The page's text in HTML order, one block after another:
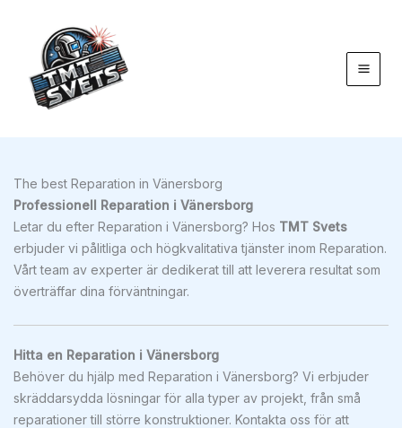
innehåll
The best Reparation in Vänersborg
Professionell Reparation i Vänersborg
Letar du efter Reparation i Vänersborg? Hos TMT Svets
erbjuder vi pålitliga och högkvalitativa tjänster inom Reparation.
Vårt team av experter är dedikerat till att leverera resultat som
överträffar dina förväntningar.
Hitta en Reparation i Vänersborg
Behöver du hjälp med Reparation i Vänersborg? Vi erbjuder
skräddarsydda lösningar för alla typer av projekt, från små
reparationer till större konstruktioner. Kontakta oss för att